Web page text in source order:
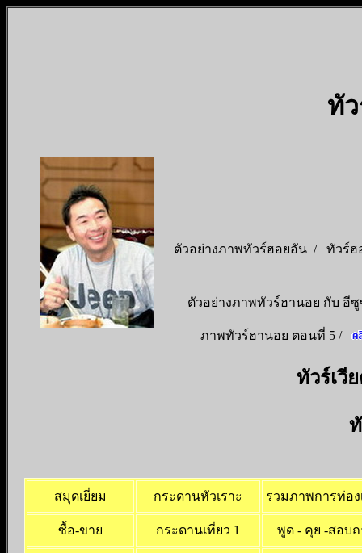
ทั
ตัวอย่างภาพทัวร์ฮอยอัน / ทัวร์ฮ
ตัวอย่างภาพทัวร์ฮานอย กับ อี
ภาพทัวร์ฮานอย ตอนที่ 5 /
ทัวร์เวี
สมุดเยี่ยม กระดานหัวเราะ รวมภาพการท่อง
ซื้อ-ขาย กระดานเที่ยว 1 พูด - คุย -สอบ